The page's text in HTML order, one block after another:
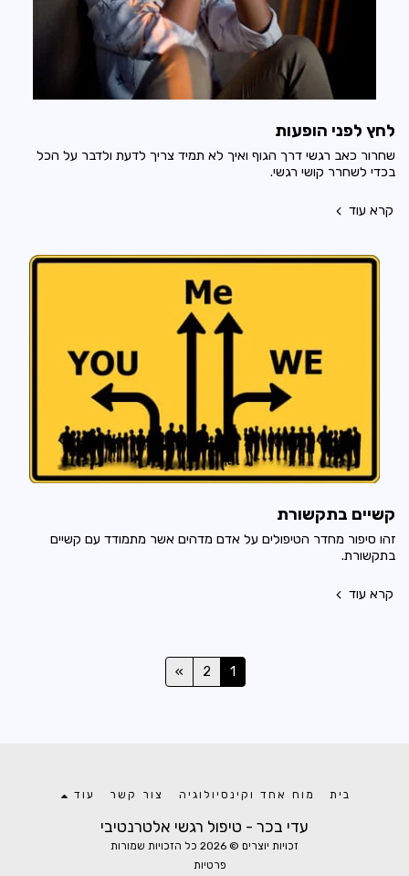
לחץ לפני הופעות
שחרור כאב רגשי דרך הגוף ואיך לא תמיד צריך לדעת ולדבר על הכל
בכדי לשחרר קושי רגשי.
קרא עוד
קשיים בתקשורת
זהו סיפור מחדר הטיפולים על אדם מדהים אשר מתמודד עם קשיים
בתקשורת.
קרא עוד
1
2
»
עדי בכר - טיפול רגשי אלטרנטיבי
זכויות יוצרים © 2026 כל הזכויות שמורות
פרטיות
בית מוח אחד וקינסיולוגיה צור קשר עוד